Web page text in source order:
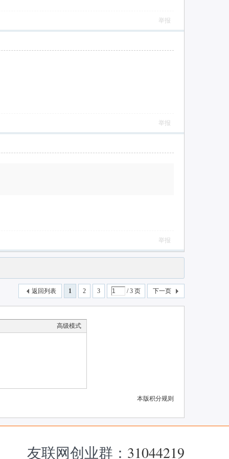
举报
举报
举报
1 2 3 / 3 页 下一页
返回列表
高级模式
本版积分规则
友联网创业群： 31044219